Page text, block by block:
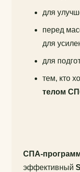
для
перед
для
для
тем, кто
телом
СПА-
эффективный